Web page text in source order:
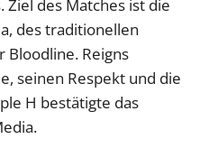
des Matches ist die
des traditionellen
Bloodline. Reigns
seinen Respekt und die
H bestätigte das